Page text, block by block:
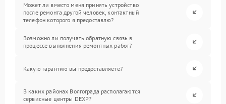
Может ли вместо меня принять устройство
после ремонта другой человек, контактный
телефон которого я предоставлю?
Возможно ли получать обратную связь в
процессе выполнения ремонтных работ?
Какую гарантию вы предоставляете?
В каких районах Волгограда располагаются
сервисные центры DEXP?